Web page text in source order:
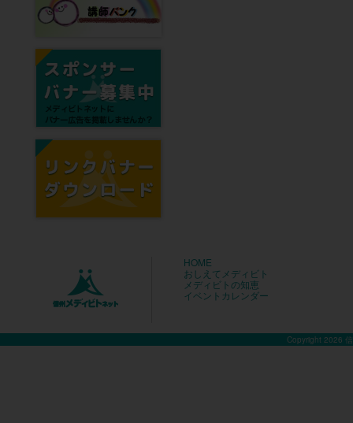
HOME
おしえてメディビト
メディビトの知恵
イベントカレンダー
Copyright 2026